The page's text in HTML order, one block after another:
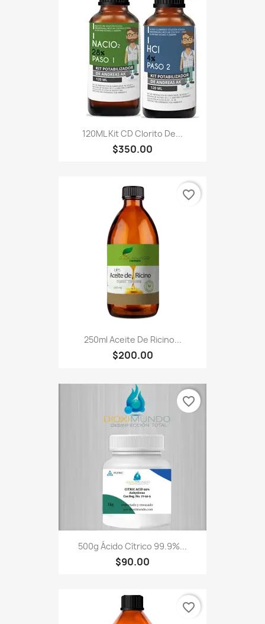
120ML Kit CD Clorito De...
$350.00
250ml Aceite De Ricino...
$200.00
favorite_border
500g Ácido Cítrico 99.9%...
$90.00
favorite_border
favorite_border